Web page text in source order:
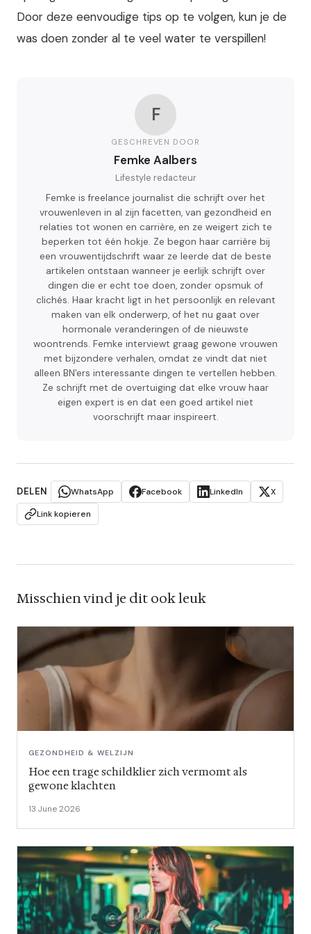
Door deze eenvoudige tips op te volgen, kun je de
was doen zonder al te veel water te verspillen!
F
GESCHREVEN DOOR
Femke Aalbers
Lifestyle redacteur
Femke is freelance journalist die schrijft over het
vrouwenleven in al zijn facetten, van gezondheid en
relaties tot wonen en carrière, en ze weigert zich te
beperken tot één hokje. Ze begon haar carrière bij
een vrouwentijdschrift waar ze leerde dat de beste
artikelen ontstaan wanneer je eerlijk schrijft over
dingen die er echt toe doen, zonder opsmuk of
clichés. Haar kracht ligt in het persoonlijk en relevant
maken van elk onderwerp, of het nu gaat over
hormonale veranderingen of de nieuwste
woontrends. Femke interviewt graag gewone vrouwen
met bijzondere verhalen, omdat ze vindt dat niet
alleen BN'ers interessante dingen te vertellen hebben.
Ze schrijft met de overtuiging dat elke vrouw haar
eigen expert is en dat een goed artikel niet
voorschrijft maar inspireert.
DELEN WhatsApp Facebook LinkedIn
X
Link kopieren
Misschien vind je dit ook leuk
GEZONDHEID & WELZIJN
Hoe een trage schildklier zich vermomt als
gewone klachten
13 June 2026